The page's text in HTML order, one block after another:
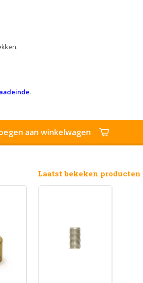
.
aan winkelwagen
Laatst bekeken producten